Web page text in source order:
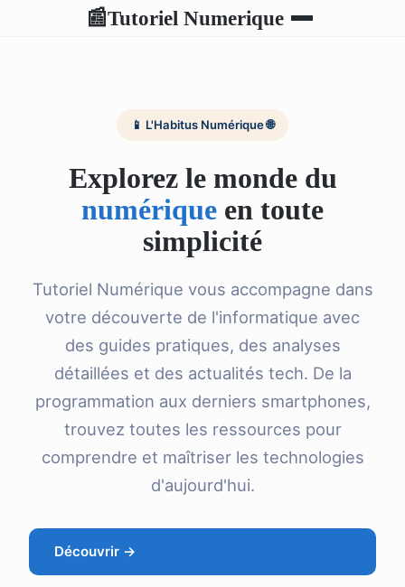
📰Tutoriel Numerique
📱 L'Habitus Numérique 🌐
Explorez le monde du
numérique en toute
simplicité
Tutoriel Numérique vous accompagne dans
votre découverte de l'informatique avec
des guides pratiques, des analyses
détaillées et des actualités tech. De la
programmation aux derniers smartphones,
trouvez toutes les ressources pour
comprendre et maîtriser les technologies
d'aujourd'hui.
Découvrir →